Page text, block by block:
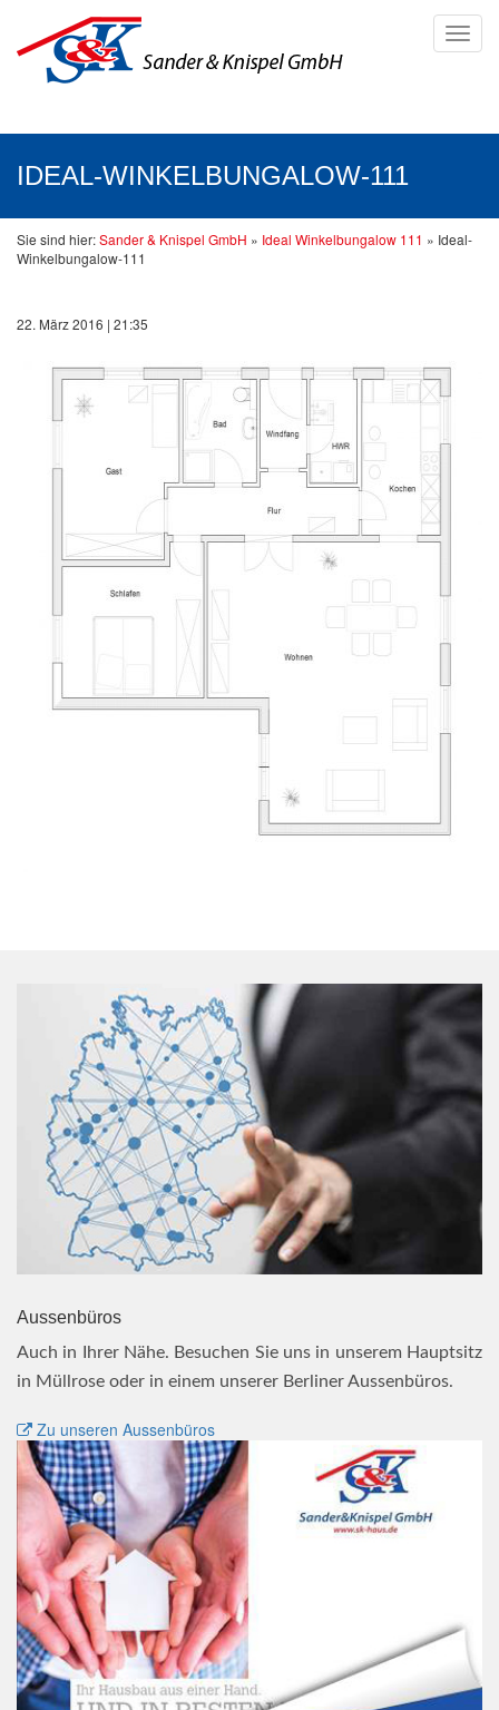
IDEAL-WINKELBUNGALOW-111
Sie sind hier:Sander & Knispel GmbH » Ideal Winkelbungalow 111 » Ideal-
Winkelbungalow-111
22. März 2016 | 21:35
Aussenbüros
Auch in Ihrer Nähe. Besuchen Sie uns in unserem Hauptsitz
in Müllrose oder in einem unserer Berliner Aussenbüros.
Zu unseren Aussenbüros